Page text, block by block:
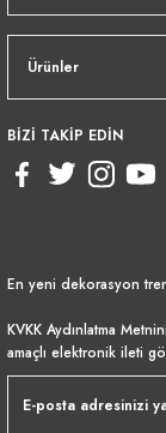
Ürünler
BİZİ TAKİP EDİN
En yeni dekorasyon
KVKK Aydınlatma Metnini
amaçlı elektronik ileti